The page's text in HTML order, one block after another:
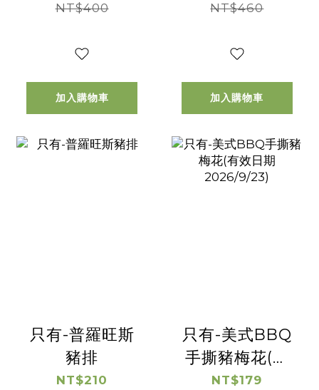
｜兩包88折｜有
2026/9/23
NT$400
加入購物車
惠】(有效日期
NT$460
加入購物車
只有-普羅旺斯
豬排
NT$210
只有-美式BBQ
手撕豬梅花(有
效日期
NT$179